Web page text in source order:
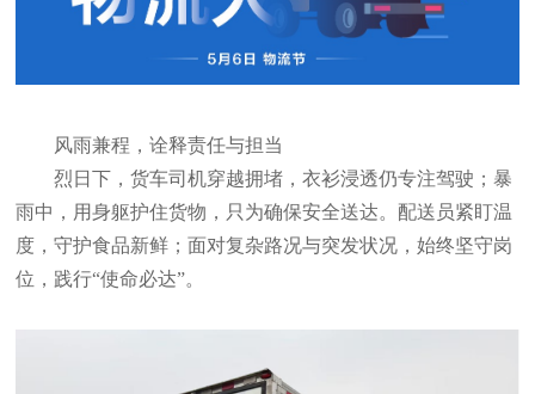
风雨兼程，诠释责任与担当
烈日下，货车司机穿越拥堵，衣衫浸透仍专注驾驶；暴
雨中，用身躯护住货物，只为确保安全送达。配送员紧盯温
度，守护食品新鲜；面对复杂路况与突发状况，始终坚守岗
位，践行“使命必达”。